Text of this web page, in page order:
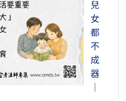
兒
女
都
不
成
器